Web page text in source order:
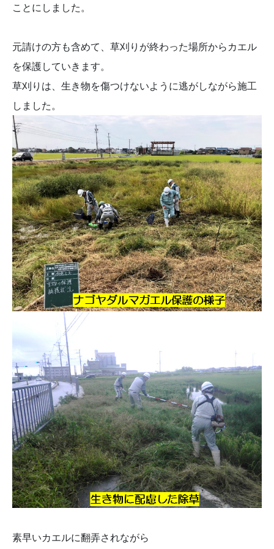
ことにしました。
元請けの方も含めて、草刈りが終わった場所からカエル
を保護していきます。
草刈りは、生き物を傷つけないように逃がしながら施工
しました。
素早いカエルに翻弄されながら